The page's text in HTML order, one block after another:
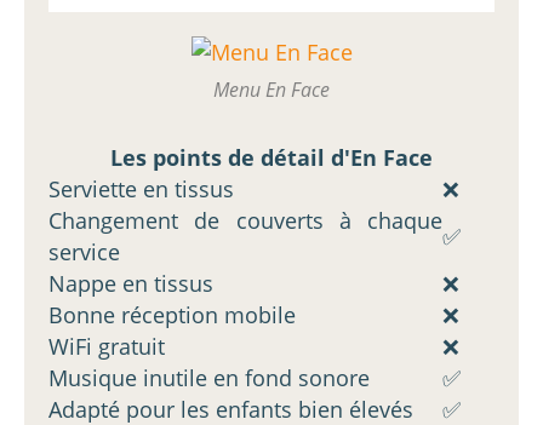
Menu En Face
Les points de détail d'En Face
Serviette en tissus
❌
Changement de couverts à chaque
service
✅
Nappe en tissus
❌
Bonne réception mobile
❌
WiFi gratuit
❌
Musique inutile en fond sonore
✅
Adapté pour les enfants bien élevés
✅